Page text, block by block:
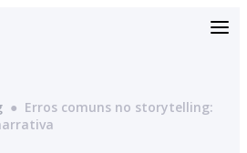
● Erros comuns no storytelling: